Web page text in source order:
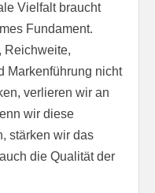
Vielfalt braucht
Fundament.
Reichweite,
Markenführung nicht
verlieren wir an
wir diese
stärken wir das
die Qualität der